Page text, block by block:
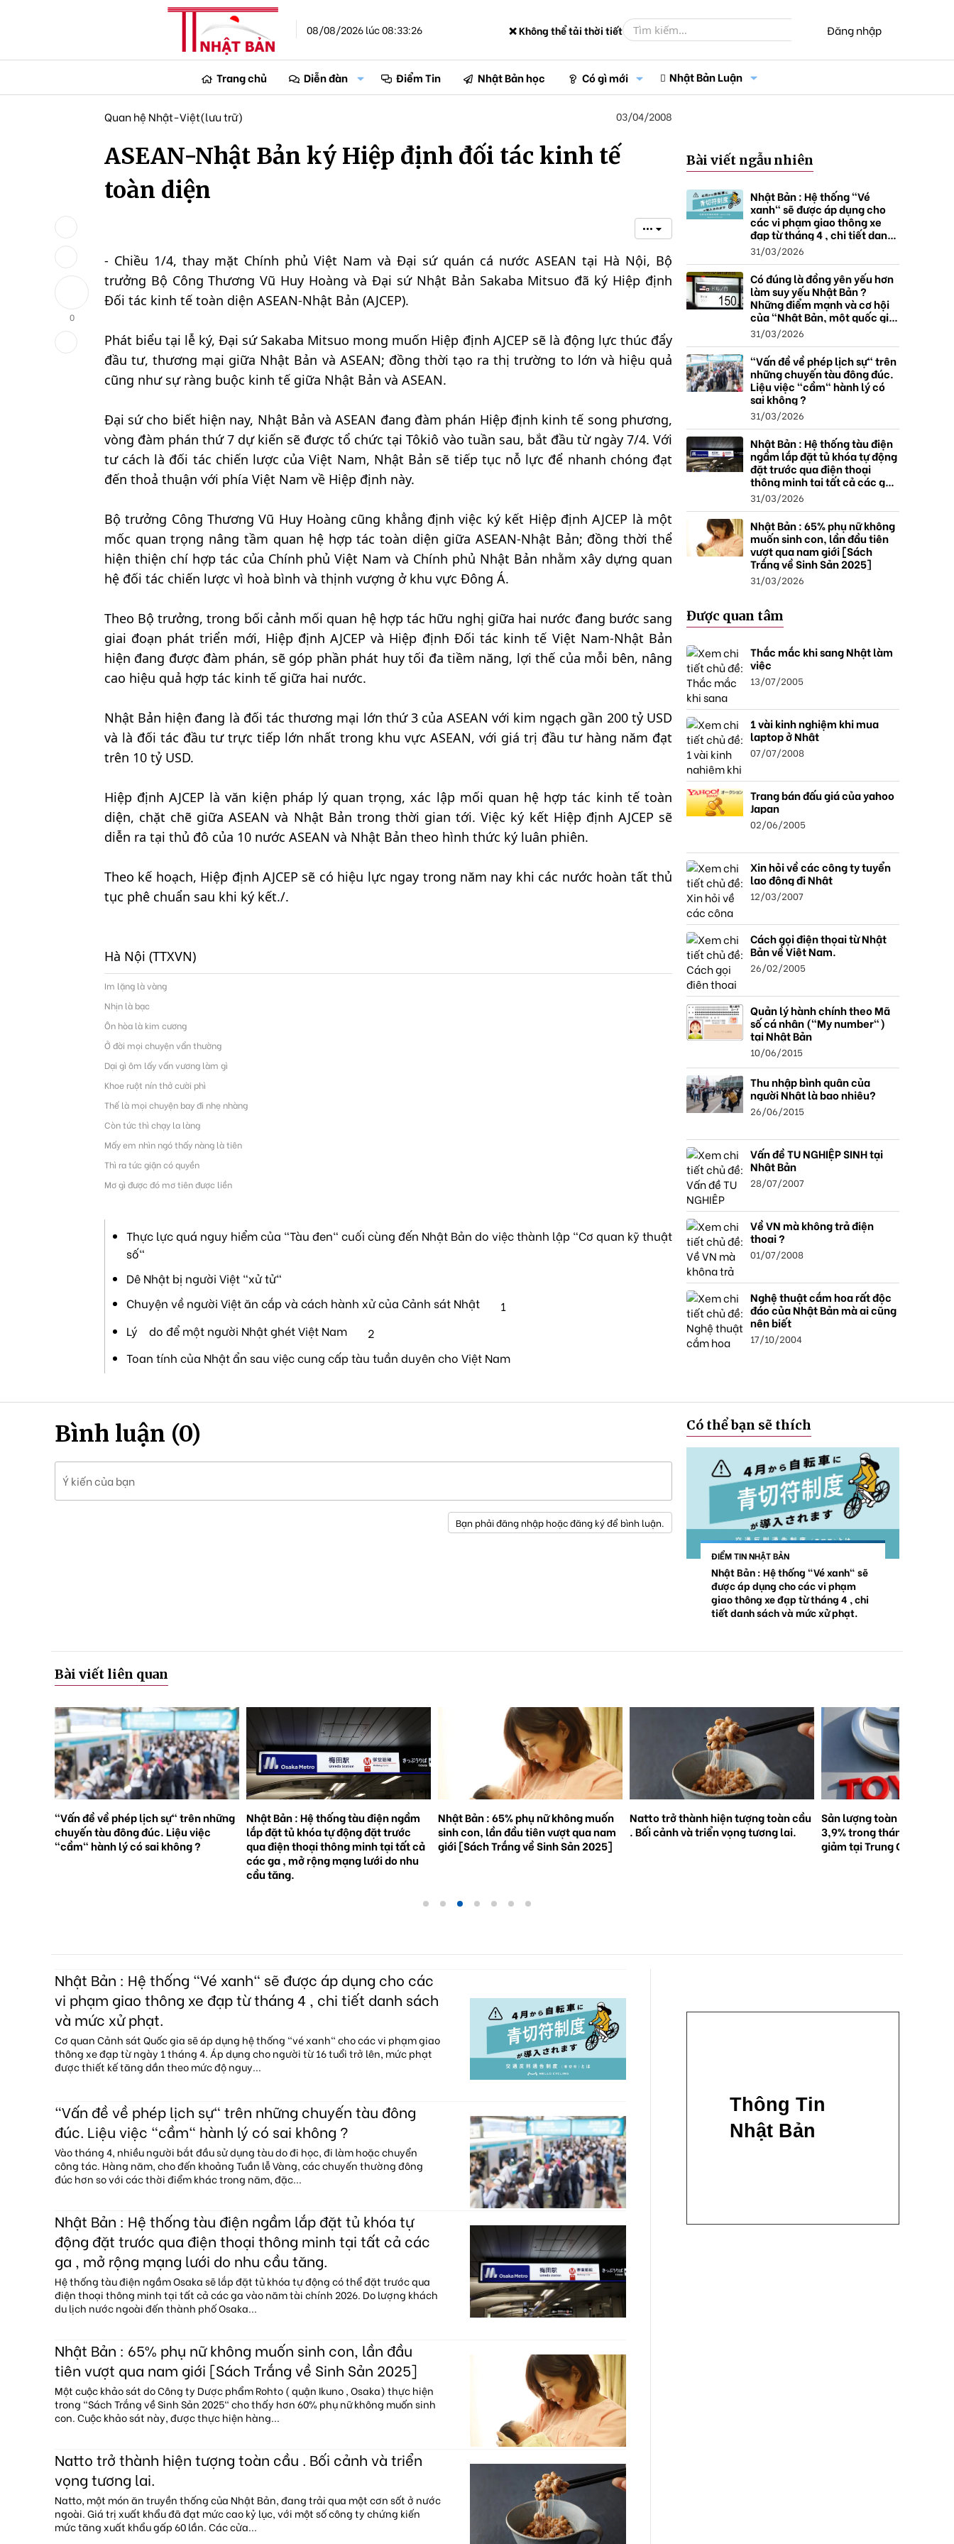
08/08/2026 lúc 08:33:26 ❌ Không thể tải thời tiết Đăng nhập
Trang chủ Diễn đàn Điểm Tin Nhật Bản học Có gì mới Nhật Bản Luận
0
Quan hệ Nhật-Việt(lưu trữ) 03/04/2008
ASEAN-Nhật Bản ký Hiệp định đối tác kinh tế
toàn diện
•••
- Chiều 1/4, thay mặt Chính phủ Việt Nam và Đại sứ quán cá nước ASEAN tại Hà Nội, Bộ
trưởng Bộ Công Thương Vũ Huy Hoàng và Đại sứ Nhật Bản Sakaba Mitsuo đã ký Hiệp định
Đối tác kinh tế toàn diện ASEAN-Nhật Bản (AJCEP).
Phát biểu tại lễ ký, Đại sứ Sakaba Mitsuo mong muốn Hiệp định AJCEP sẽ là động lực thúc đẩy
đầu tư, thương mại giữa Nhật Bản và ASEAN; đồng thời tạo ra thị trường to lớn và hiệu quả
cũng như sự ràng buộc kinh tế giữa Nhật Bản và ASEAN.
Đại sứ cho biết hiện nay, Nhật Bản và ASEAN đang đàm phán Hiệp định kinh tế song phương,
vòng đàm phán thứ 7 dự kiến sẽ được tổ chức tại Tôkiô vào tuần sau, bắt đầu từ ngày 7/4. Với
tư cách là đối tác chiến lược của Việt Nam, Nhật Bản sẽ tiếp tục nỗ lực để nhanh chóng đạt
đến thoả thuận với phía Việt Nam về Hiệp định này.
Bộ trưởng Công Thương Vũ Huy Hoàng cũng khẳng định việc ký kết Hiệp định AJCEP là một
mốc quan trọng nâng tầm quan hệ hợp tác toàn diện giữa ASEAN-Nhật Bản; đồng thời thể
hiện thiện chí hợp tác của Chính phủ Việt Nam và Chính phủ Nhật Bản nhằm xây dựng quan
hệ đối tác chiến lược vì hoà bình và thịnh vượng ở khu vực Đông Á.
Theo Bộ trưởng, trong bối cảnh mối quan hệ hợp tác hữu nghị giữa hai nước đang bước sang
giai đoạn phát triển mới, Hiệp định AJCEP và Hiệp định Đối tác kinh tế Việt Nam-Nhật Bản
hiện đang được đàm phán, sẽ góp phần phát huy tối đa tiềm năng, lợi thế của mỗi bên, nâng
cao hiệu quả hợp tác kinh tế giữa hai nước.
Nhật Bản hiện đang là đối tác thương mại lớn thứ 3 của ASEAN với kim ngạch gần 200 tỷ USD
và là đối tác đầu tư trực tiếp lớn nhất trong khu vực ASEAN, với giá trị đầu tư hàng năm đạt
trên 10 tỷ USD.
Hiệp định AJCEP là văn kiện pháp lý quan trọng, xác lập mối quan hệ hợp tác kinh tế toàn
diện, chặt chẽ giữa ASEAN và Nhật Bản trong thời gian tới. Việc ký kết Hiệp định AJCEP sẽ
diễn ra tại thủ đô của 10 nước ASEAN và Nhật Bản theo hình thức ký luân phiên.
Theo kế hoạch, Hiệp định AJCEP sẽ có hiệu lực ngay trong năm nay khi các nước hoàn tất thủ
tục phê chuẩn sau khi ký kết./.
Hà Nội (TTXVN)
Im lặng là vàng
Nhịn là bạc
Ôn hòa là kim cương
Ở đời mọi chuyện vẩn thường
Dại gì ôm lấy vấn vương làm gì
Khoe ruột nín thở cười phì
Thế là mọi chuyện bay đi nhẹ nhàng
Còn tức thì chạy la làng
Mấy em nhìn ngó thấy nàng là tiên
Thì ra tức giận có quyền
Mơ gì được đó mơ tiên được liền
Thực lực quá nguy hiểm của "Tàu đen" cuối cùng đến Nhật Bản do việc thành lập "Cơ quan kỹ thuật
số"
Dê Nhật bị người Việt "xử tử"
Chuyện về người Việt ăn cắp và cách hành xử của Cảnh sát Nhật
1
Lý do để một người Nhật ghét Việt Nam
2
Toan tính của Nhật ẩn sau việc cung cấp tàu tuần duyên cho Việt Nam
Bài viết ngẫu nhiên
Nhật Bản : Hệ thống "Vé
xanh" sẽ được áp dụng cho
các vi phạm giao thông xe
đạp từ tháng 4 , chi tiết danh
sách và mức xử phạt.
31/03/2026
Có đúng là đồng yên yếu hơn
làm suy yếu Nhật Bản ?
Những điểm mạnh và cơ hội
của "Nhật Bản, một quốc gia
thặng dư".
31/03/2026
"Vấn đề về phép lịch sự" trên
những chuyến tàu đông đúc.
Liệu việc "cầm" hành lý có
sai không ?
31/03/2026
Nhật Bản : Hệ thống tàu điện
ngầm lắp đặt tủ khóa tự động
đặt trước qua điện thoại
thông minh tại tất cả các ga ,
mở rộng mạng lưới do nhu
cầu tăng.
31/03/2026
Nhật Bản : 65% phụ nữ không
muốn sinh con, lần đầu tiên
vượt qua nam giới [Sách
Trắng về Sinh Sản 2025]
31/03/2026
Được quan tâm
Thắc mắc khi sang Nhật làm
việc
13/07/2005
1 vài kinh nghiệm khi mua
laptop ở Nhật
07/07/2008
Trang bán đấu giá của yahoo
Japan
02/06/2005
Xin hỏi về các công ty tuyển
lao động đi Nhật
12/03/2007
Cách gọi điện thọai từ Nhật
Bản về Việt Nam.
26/02/2005
Quản lý hành chính theo Mã
số cá nhân ("My number")
tại Nhật Bản
10/06/2015
Thu nhập bình quân của
người Nhật là bao nhiêu?
26/06/2015
Vấn đề TU NGHIỆP SINH tại
Nhật Bản
28/07/2007
Về VN mà không trả điện
thoại ?
01/07/2008
Nghệ thuật cắm hoa rất độc
đáo của Nhật Bản mà ai cũng
nên biết
17/10/2004
Bình luận (0)
Ý kiến của bạn
Bạn phải đăng nhập hoặc đăng ký để bình luận.
Có thể bạn sẽ thích
ĐIỂM TIN NHẬT BẢN
Nhật Bản : Hệ thống "Vé xanh" sẽ
được áp dụng cho các vi phạm
giao thông xe đạp từ tháng 4 , chi
tiết danh sách và mức xử phạt.
Bài viết liên quan
Nhật Bản : Hệ thống tàu điện ngầm
lắp đặt tủ khóa tự động đặt trước
qua điện thoại thông minh tại tất cả
Nhật Bản : 65% phụ nữ không muốn
sinh con, lần đầu tiên vượt qua nam
giới [Sách Trắng về Sinh Sản 2025]
Natto trở thành hiện tượng toàn cầu
. Bối cảnh và triển vọng tương lai.
Sản lượng toàn cầu của Toyota giảm
3,9% trong tháng 2. Ghi nhận mức
Nhật Bản : Ghi nhận
hợp học sinh tử vong
nặng trong các vụ tai nạn
Nhật Bản : Hệ thống "Vé xanh" sẽ được áp dụng cho các
vi phạm giao thông xe đạp từ tháng 4 , chi tiết danh sách
và mức xử phạt.
Cơ quan Cảnh sát Quốc gia sẽ áp dụng hệ thống "vé xanh" cho các vi phạm giao
thông xe đạp từ ngày 1 tháng 4. Áp dụng cho người từ 16 tuổi trở lên, mức phạt
được thiết kế tăng dần theo mức độ nguy...
"Vấn đề về phép lịch sự" trên những chuyến tàu đông
đúc. Liệu việc "cầm" hành lý có sai không ?
Vào tháng 4, nhiều người bắt đầu sử dụng tàu do đi học, đi làm hoặc chuyển
công tác. Hàng năm, cho đến khoảng Tuần lễ Vàng, các chuyến thường đông
đúc hơn so với các thời điểm khác trong năm, đặc...
Nhật Bản : Hệ thống tàu điện ngầm lắp đặt tủ khóa tự
động đặt trước qua điện thoại thông minh tại tất cả các
ga , mở rộng mạng lưới do nhu cầu tăng.
Hệ thống tàu điện ngầm Osaka sẽ lắp đặt tủ khóa tự động có thể đặt trước qua
điện thoại thông minh tại tất cả các ga vào năm tài chính 2026. Do lượng khách
du lịch nước ngoài đến thành phố Osaka...
Nhật Bản : 65% phụ nữ không muốn sinh con, lần đầu
tiên vượt qua nam giới [Sách Trắng về Sinh Sản 2025]
Một cuộc khảo sát do Công ty Dược phẩm Rohto ( quận Ikuno , Osaka) thực hiện
trong "Sách Trắng về Sinh Sản 2025" cho thấy hơn 60% phụ nữ không muốn sinh
con. Cuộc khảo sát này, được thực hiện hàng...
Natto trở thành hiện tượng toàn cầu . Bối cảnh và triển
vọng tương lai.
Natto, một món ăn truyền thống của Nhật Bản, đang trải qua một cơn sốt ở nước
ngoài. Giá trị xuất khẩu đã đạt mức cao kỷ lục, với một số công ty chứng kiến
mức tăng xuất khẩu gấp 60 lần. Các cửa...
Thông Tin
Nhật Bản